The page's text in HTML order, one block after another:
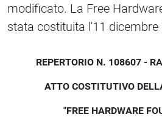
modificato. La Free
stata costituita l'11 dicembre
REPERTORIO N. 108607 -
ATTO COSTITUTIVO
"FREE HARDWARE